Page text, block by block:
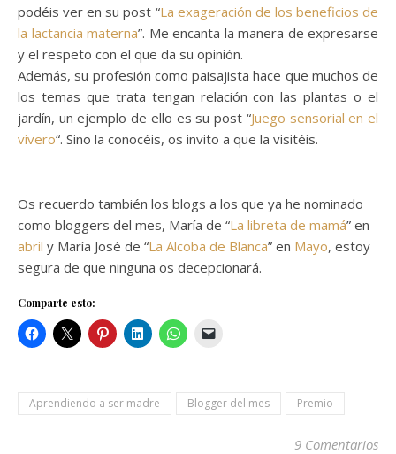
podéis ver en su post “La exageración de los beneficios de
la lactancia materna”. Me encanta la manera de expresarse
y el respeto con el que da su opinión.
Además, su profesión como paisajista hace que muchos de
los temas que trata tengan relación con las plantas o el
jardín, un ejemplo de ello es su post “Juego sensorial en el
vivero“. Sino la conocéis, os invito a que la visitéis.
Os recuerdo también los blogs a los que ya he nominado
como bloggers del mes, María de “La libreta de mamá” en
abril y María José de “La Alcoba de Blanca” en Mayo, estoy
segura de que ninguna os decepcionará.
Comparte esto:
Aprendiendo a ser madre Blogger del mes Premio
9 Comentarios